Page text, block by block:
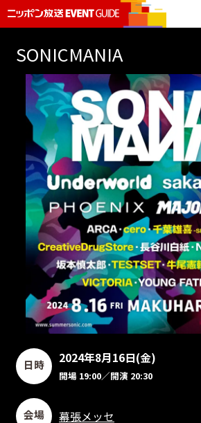
SONICMANIA
日時 2024年8月16日(金)
開場 19:00／開演 20:30
会場 幕張メッセ